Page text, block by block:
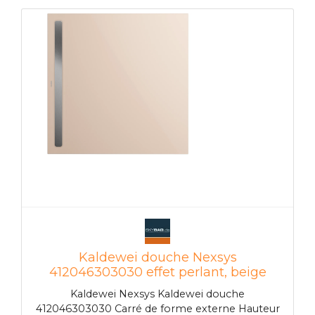
rayures et aux chocs résistant aux produits
chimiques résistant à la chaleur Résistant aux
Kaldewei douche Nexsys
412046303030 effet perlant, beige
bahama, 120 x 120 x 2,2 cm, au
Kaldewei Nexsys sol
Kaldewei Nexsys Kaldewei douche
412046303030 Carré de forme externe Hauteur